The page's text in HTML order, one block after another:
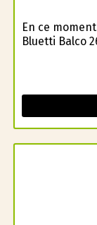
En ce
Bluetti Balco